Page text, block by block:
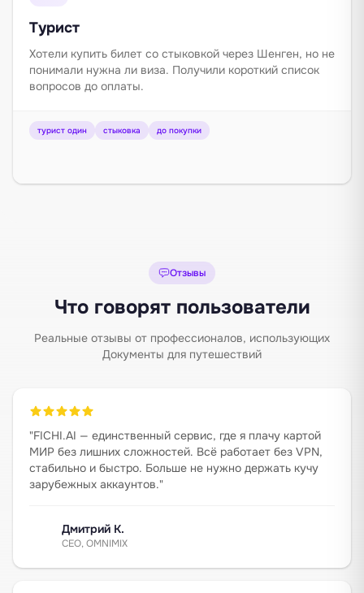
Турист
Хотели купить билет со стыковкой через Шенген, но не
понимали нужна ли виза. Получили короткий список
вопросов до оплаты.
турист один стыковка до покупки
Отзывы
Что говорят пользователи
Реальные отзывы от профессионалов, использующих
Документы для путешествий
"FICHI.AI — единственный сервис, где я плачу картой
МИР без лишних сложностей. Всё работает без VPN,
стабильно и быстро. Больше не нужно держать кучу
зарубежных аккаунтов."
Дмитрий К.
CEO, OMNIMIX